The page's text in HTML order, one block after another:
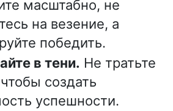
масштабно, не
на везение, а
победить.
в тени. Не тратьте
создать
успешности.